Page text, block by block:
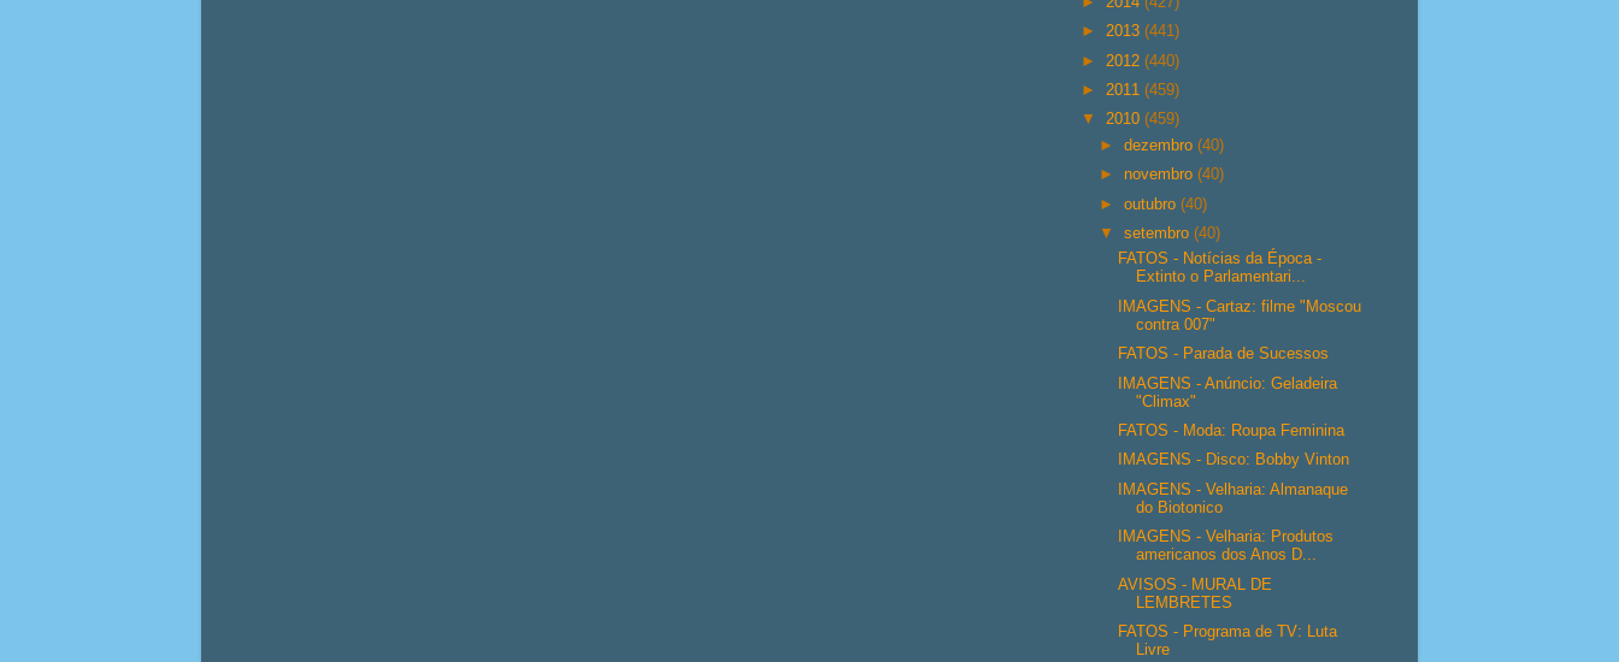
► 2013 (441)
► 2012 (440)
► 2011 (459)
▼ 2010 (459)
►dezembro(40)
► novembro(40)
►outubro(40)
▼setembro(40)
FATOS - Notícias da Época -
Extinto o Parlamentari...
IMAGENS - Cartaz: filme "Moscou
contra 007"
FATOS - Parada de Sucessos
IMAGENS - Anúncio: Geladeira
"Climax"
FATOS - Moda: Roupa Feminina
IMAGENS - Disco: Bobby Vinton
IMAGENS - Velharia: Almanaque
do Biotonico
IMAGENS - Velharia: Produtos
americanos dos Anos D...
AVISOS - MURAL DE
LEMBRETES
FATOS - Programa de TV: Luta
Livre